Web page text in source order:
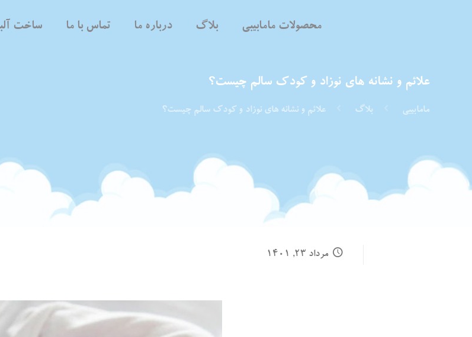
محصولات مامابیبی بلاگ درباره ما تماس با ما ساخت
علائم و نشانه‌ های نوزاد و کودک سالم چیست؟
مامابیبی بلاگ علائم و نشانه‌ های نوزاد و کودک سالم چیست؟
مرداد ۲۳, ۱۴۰۱